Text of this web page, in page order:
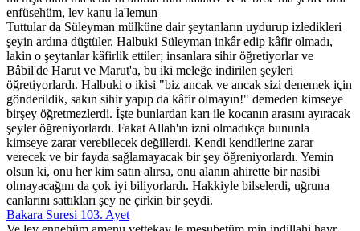
enfüsehüm, lev kanu la'lemun
Tuttular da Süleyman mülküne dair şeytanların uydurup izledikleri
şeyin ardına düştüler. Halbuki Süleyman inkâr edip kâfir olmadı,
lakin o şeytanlar kâfirlik ettiler; insanlara sihir öğretiyorlar ve
Bâbil'de Harut ve Marut'a, bu iki meleğe indirilen şeyleri
öğretiyorlardı. Halbuki o ikisi "biz ancak ve ancak sizi denemek için
gönderildik, sakın sihir yapıp da kâfir olmayın!" demeden kimseye
birşey öğretmezlerdi. İşte bunlardan karı ile kocanın arasını ayıracak
şeyler öğreniyorlardı. Fakat Allah'ın izni olmadıkça bununla
kimseye zarar verebilecek değillerdi. Kendi kendilerine zarar
verecek ve bir fayda sağlamayacak bir şey öğreniyorlardı. Yemin
olsun ki, onu her kim satın alırsa, onu alanın ahirette bir nasibi
olmayacağını da çok iyi biliyorlardı. Hakkiyle bilselerdi, uğruna
canlarını sattıkları şey ne çirkin bir şeydi.
Bakara Suresi 103. Ayet